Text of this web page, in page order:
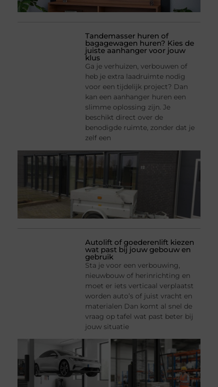
Tandemasser huren of
bagagewagen huren? Kies de
juiste aanhanger voor jouw
klus
Ga je verhuizen, verbouwen of
heb je extra laadruimte nodig
voor een tijdelijk project? Dan
kan een aanhanger huren een
slimme oplossing zijn. Je
beschikt direct over de
benodigde ruimte, zonder dat je
zelf een
Autolift of goederenlift kiezen
wat past bij jouw gebouw en
gebruik
Sta je voor een verbouwing,
nieuwbouw of herinrichting en
moet er iets verticaal verplaatst
worden auto’s of juist vracht en
materialen Dan komt al snel de
vraag op tafel wat past beter bij
jouw situatie